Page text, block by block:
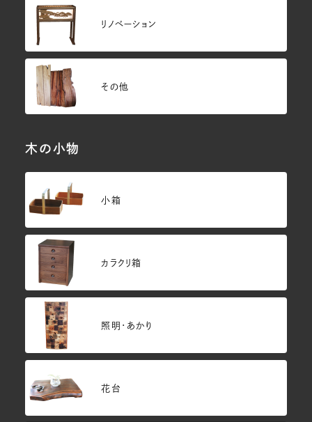
リノベーション
その他
木の小物
小箱
カラクリ箱
照明・あかり
花台